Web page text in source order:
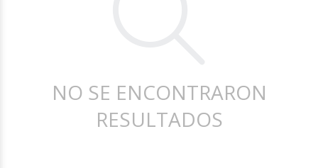
NO SE ENCONTRARON
RESULTADOS